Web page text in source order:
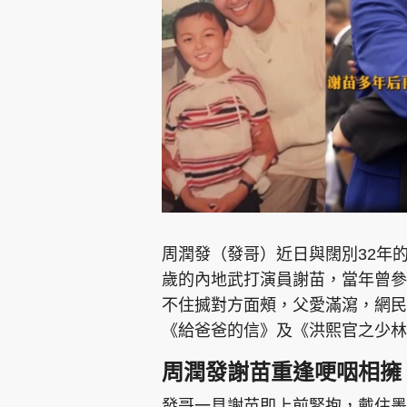
集團旗下品牌
東周刊 cazbuyer 東Touch
Oh!爸媽 JobMarket 頭條搵工
周潤發（發哥）近日與闊別32年
歲的內地武打演員謝苗，當年曾
不住搣對方面頰，父愛滿瀉，網
《給爸爸的信》及《洪熙官之少
周潤發謝苗重逢哽咽相擁